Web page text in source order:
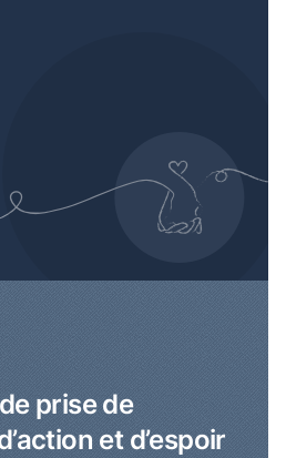
prise de
et d’espoir